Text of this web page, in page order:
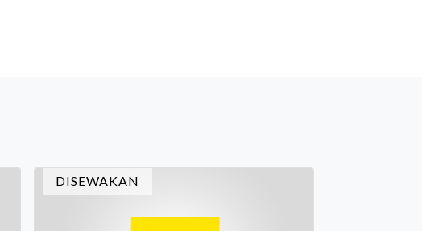
ini dihadiri oleh Country Director Ray White
Indon
DISEWAKAN